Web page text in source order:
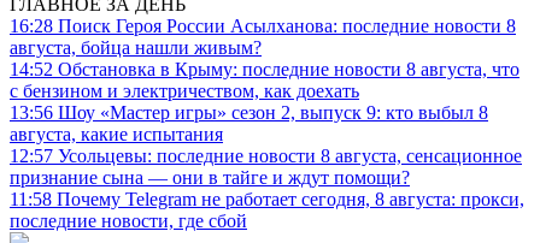
16:28 Поиск Героя России Асылханова: последние новости 8
августа, бойца нашли живым?
14:52 Обстановка в Крыму: последние новости 8 августа, что
с бензином и электричеством, как доехать
13:56 Шоу «Мастер игры» сезон 2, выпуск 9: кто выбыл 8
августа, какие испытания
12:57 Усольцевы: последние новости 8 августа, сенсационное
признание сына — они в тайге и ждут помощи?
11:58 Почему Telegram не работает сегодня, 8 августа: прокси,
последние новости, где сбой